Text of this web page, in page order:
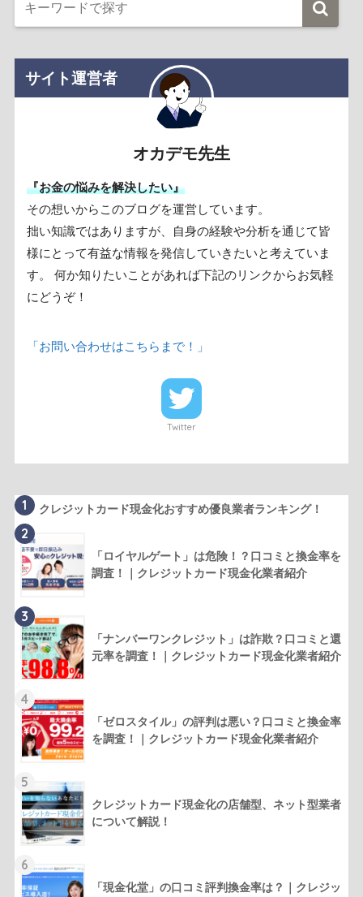
サイト運営者
オカデモ先生
『お金の悩みを解決したい』
その想いからこのブログを運営しています。
拙い知識ではありますが、自身の経験や分析を通じて皆
様にとって有益な情報を発信していきたいと考えていま
す。 何か知りたいことがあれば下記のリンクからお気軽
にどうぞ！
「お問い合わせはこちらまで！」
Twitter
1 クレジットカード現金化おすすめ優良業者ランキング！
2
「ロイヤルゲート」は危険！？口コミと換金率を
調査！｜クレジットカード現金化業者紹介
3
「ナンバーワンクレジット」は詐欺？口コミと還
元率を調査！｜クレジットカード現金化業者紹介
4
「ゼロスタイル」の評判は悪い？口コミと換金率
を調査！｜クレジットカード現金化業者紹介
5
クレジットカード現金化の店舗型、ネット型業者
について解説！
6
「現金化堂」の口コミ評判換金率は？｜クレジッ